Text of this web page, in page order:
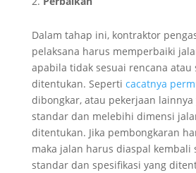
Dalam tahap ini, kontraktor
pelaksana harus memperbaiki
apabila tidak sesuai rencana atau
ditentukan. Seperti cacatnya
dibongkar, atau pekerjaan lainnya
standar dan melebihi dimensi
ditentukan. Jika pembongkaran
maka jalan harus diaspal kembali
standar dan spesifikasi yang